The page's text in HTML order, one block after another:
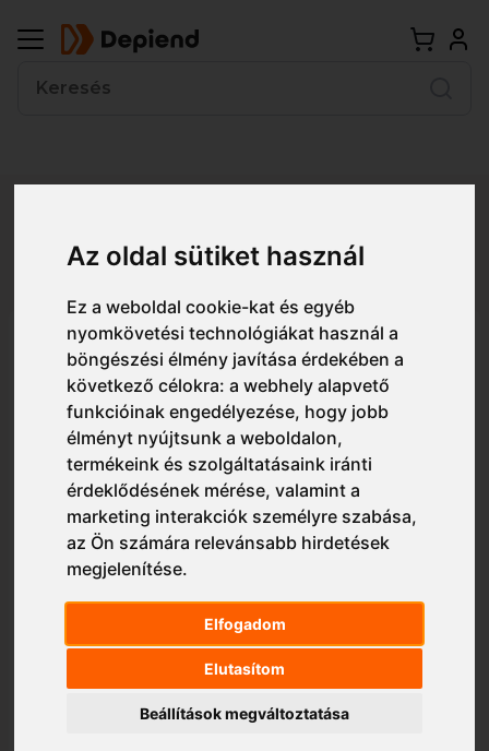
Az oldal sütiket használ
Ez a weboldal cookie-kat és egyéb
nyomkövetési technológiákat használ a
böngészési élmény javítása érdekében a
következő célokra:a webhely alapvető
funkcióinak engedélyezése, hogy jobb
élményt nyújtsunk a weboldalon,
termékeink és szolgáltatásaink iránti
érdeklődésének mérése, valamint a
marketing interakciók személyre szabása,
az Ön számára relevánsabb hirdetések
megjelenítése.
Elfogadom
Elutasítom
Beállítások megváltoztatása
Részletes nézet Egyszerű nézet
Z1112 Portwest Portwest
lábzsámoly